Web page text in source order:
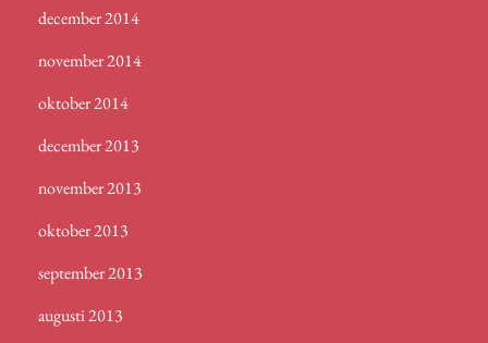
december 2014
november 2014
oktober 2014
december 2013
november 2013
oktober 2013
september 2013
augusti 2013